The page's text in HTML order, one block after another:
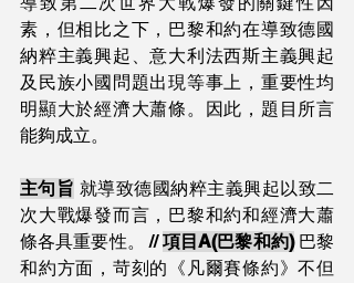
素，但相比之下，巴黎和約在導致德國
納粹主義興起、意大利法西斯主義興起
及民族小國問題出現等事上，重要性均
明顯大於經濟大蕭條。因此，題目所言
能夠成立。
主句旨 就導致德國納粹主義興起以致二
次大戰爆發而言，巴黎和約和經濟大蕭
條各具重要性。 // 項目A(巴黎和約) 巴黎
和約方面，苛刻的《凡爾賽條約》不但